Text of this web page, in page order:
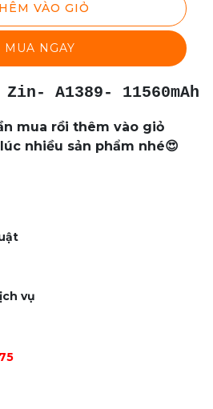
VÀO GIỎ
MUA NGAY
A1389- 11560mAh
mua rồi thêm vào giỏ
nhiều sản phẩm nhé😍
vụ
5